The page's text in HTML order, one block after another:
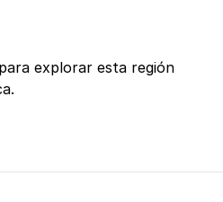
explorar esta región